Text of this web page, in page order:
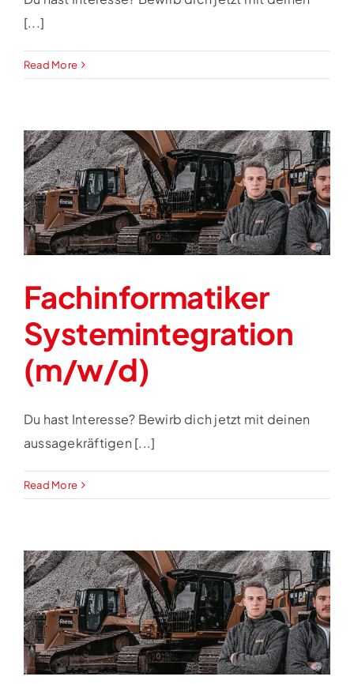
[...]
Read More
Fachinformatiker
Systemintegration
(m/w/d)
Du hast Interesse? Bewirb dich jetzt mit deinen
aussagekräftigen [...]
Read More